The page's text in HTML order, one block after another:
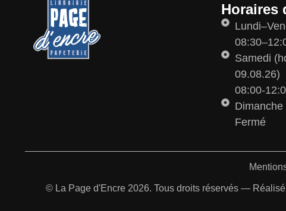
Horaires
Samedi
09.08.26)
08:00-
Dimanche
Fermé
© La Page d'Encre 2026. Tous droits réservés —